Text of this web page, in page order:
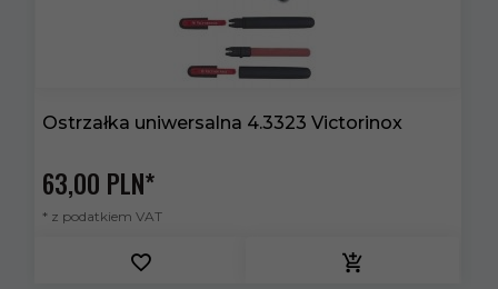
Ostrzałka uniwersalna 4.3323 Victorinox
63,00 PLN*
* z podatkiem VAT